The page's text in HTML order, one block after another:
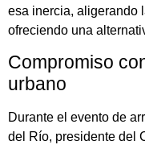
esa inercia, aligerando
ofreciendo una
Compromiso
urbano
Durante el evento de
del Río, presidente del